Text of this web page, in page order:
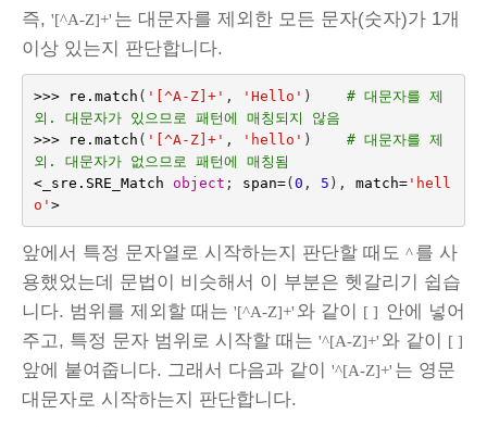
즉, '[^A-Z]+' 는 대문자를 제외한 모든 문자(숫자)가 1개
이상 있는지 판단합니다.
>>> re . match ( '[^A-Z]+' , 'Hello' )
# 대문자를 제
외. 대문자가 있으므로 패턴에 매칭되지 않음
>>>
re . match ( '[^A-Z]+' , 'hello' )
# 대문자를 제
외. 대문자가 없으므로 패턴에 매칭됨
<_sre . SRE_Match object ; span=(0 , 5 ), match='hell
o' >
앞에서 특정 문자열로 시작하는지 판단할 때도 ^를 사
용했었는데 문법이 비슷해서 이 부분은 헷갈리기 쉽습
니다. 범위를 제외할 때는 '[^A-Z]+' 와 같이 [ ] 안에 넣어
주고, 특정 문자 범위로 시작할 때는 '^[A-Z]+' 와 같이 [ ]
앞에 붙여줍니다. 그래서 다음과 같이 '^[A-Z]+' 는 영문
대문자로 시작하는지 판단합니다.